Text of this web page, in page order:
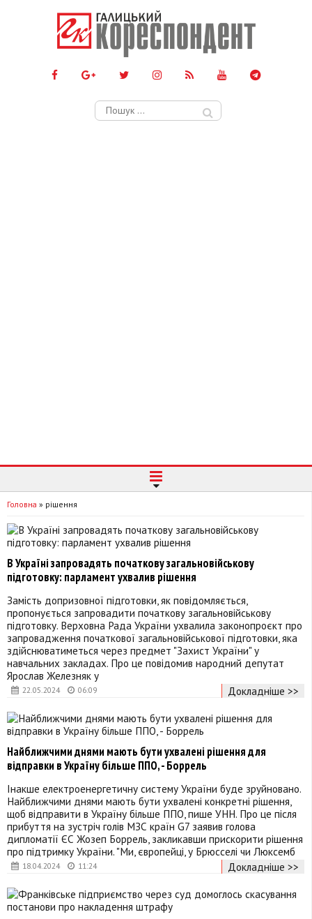
Пошук:
Головна » рішення
22.05.2024 06:09
В Україні запровадять початкову загальновійськову
підготовку: парламент ухвалив рішення
Замість допризовної підготовки, як повідомляється,
пропонується запровадити початкову загальновійськову
підготовку. Верховна Рада України ухвалила законопроєкт про
запровадження початкової загальновійськової підготовки, яка
здійснюватиметься через предмет "Захист України" у
навчальних закладах. Про це повідомив народний депутат
Ярослав Железняк у
Докладніше >>
18.04.2024 11:24
Найближчими днями мають бути ухвалені рішення для
відправки в Україну більше ППО, - Боррель
Інакше електроенергетичну систему України буде зруйновано.
Найближчими днями мають бути ухвалені конкретні рішення,
щоб відправити в Україну більше ППО, пише УНН. Про це після
прибуття на зустріч голів МЗС країн G7 заявив голова
дипломатії ЄС Жозеп Боррель, закликавши прискорити рішення
про підтримку України. "Ми, європейці, у Брюсселі чи Люксемб
Докладніше >>